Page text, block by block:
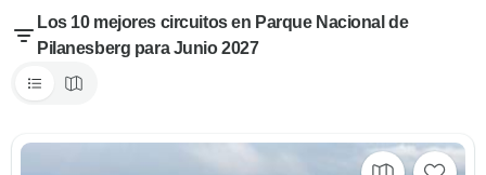
Los 10 mejores circuitos en Parque Nacional de
Pilanesberg para Junio 2027